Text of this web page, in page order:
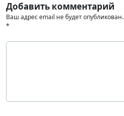
Добавить комментарий
Ваш адрес email не будет опубликован.
*